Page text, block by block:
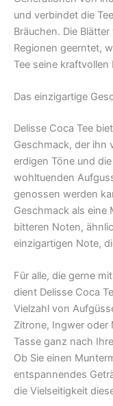
und verbindet die
Bräuchen. Die
Regionen geerntet,
Tee seine
Das einzigartige
Delisse Coca Tee
Geschmack, der ihn
erdigen Töne und
wohltuenden
genossen werden
Geschmack als eine
bitteren Noten,
einzigartigen Note,
Für alle, die gerne
dient Delisse Coca
Vielzahl von
Zitrone, Ingwer oder
Tasse ganz nach
Ob Sie einen
entspannendes
die Vielseitigkeit